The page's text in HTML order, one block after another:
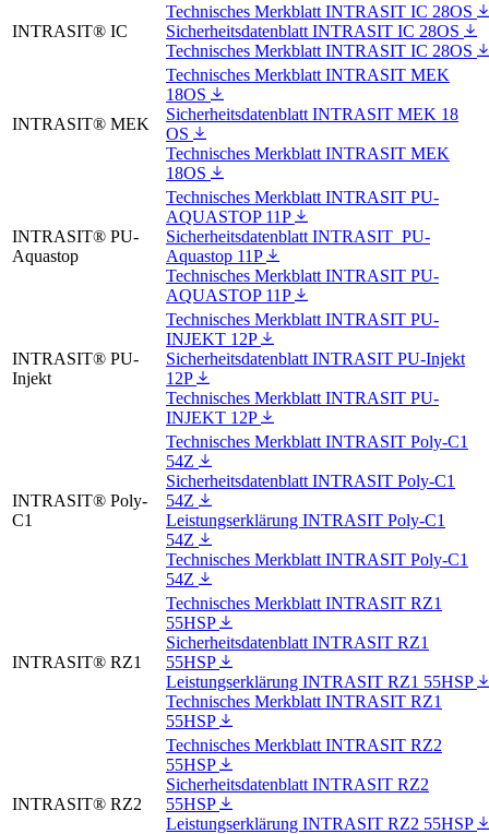
INTRASIT® IC
Technisches Merkblatt INTRASIT IC 28OS
Sicherheitsdatenblatt INTRASIT IC 28OS
Technisches Merkblatt INTRASIT IC 28OS
INTRASIT® MEK
Technisches Merkblatt INTRASIT MEK
18OS
Sicherheitsdatenblatt INTRASIT MEK 18
OS
Technisches Merkblatt INTRASIT MEK
18OS
INTRASIT® PU-
Aquastop
Technisches Merkblatt INTRASIT PU-
AQUASTOP 11P
Sicherheitsdatenblatt INTRASIT PU-
Aquastop 11P
Technisches Merkblatt INTRASIT PU-
AQUASTOP 11P
INTRASIT® PU-
Injekt
Technisches Merkblatt INTRASIT PU-
INJEKT 12P
Sicherheitsdatenblatt INTRASIT PU-Injekt
12P
Technisches Merkblatt INTRASIT PU-
INJEKT 12P
INTRASIT® Poly-
C1
Technisches Merkblatt INTRASIT Poly-C1
54Z
Sicherheitsdatenblatt INTRASIT Poly-C1
54Z
Leistungserklärung INTRASIT Poly-C1
54Z
Technisches Merkblatt INTRASIT Poly-C1
54Z
INTRASIT® RZ1
Technisches Merkblatt INTRASIT RZ1
55HSP
Sicherheitsdatenblatt INTRASIT RZ1
55HSP
Leistungserklärung INTRASIT RZ1 55HSP
Technisches Merkblatt INTRASIT RZ1
55HSP
INTRASIT® RZ2
Technisches Merkblatt INTRASIT RZ2
55HSP
Sicherheitsdatenblatt INTRASIT RZ2
55HSP
Leistungserklärung INTRASIT RZ2 55HSP